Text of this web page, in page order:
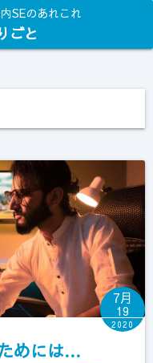
SEのあれこれ
ごと
7月
19
2020
めには…